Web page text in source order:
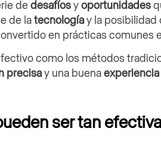
de desafíos y oportunidades
de la tecnología y la posibilidad
en prácticas comunes
como los métodos
precisa y una buena
ser tan